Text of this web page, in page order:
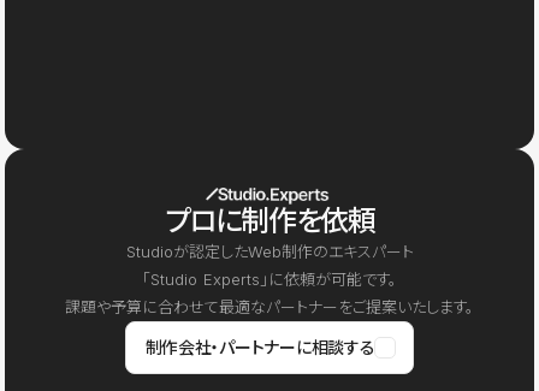
プロに制作を依頼
Studioが認定したWeb制作のエキスパート
「Studio Experts」に依頼が可能です。
課題や予算に合わせて最適なパートナーをご提案いたします。
制作会社・パートナーに相談する